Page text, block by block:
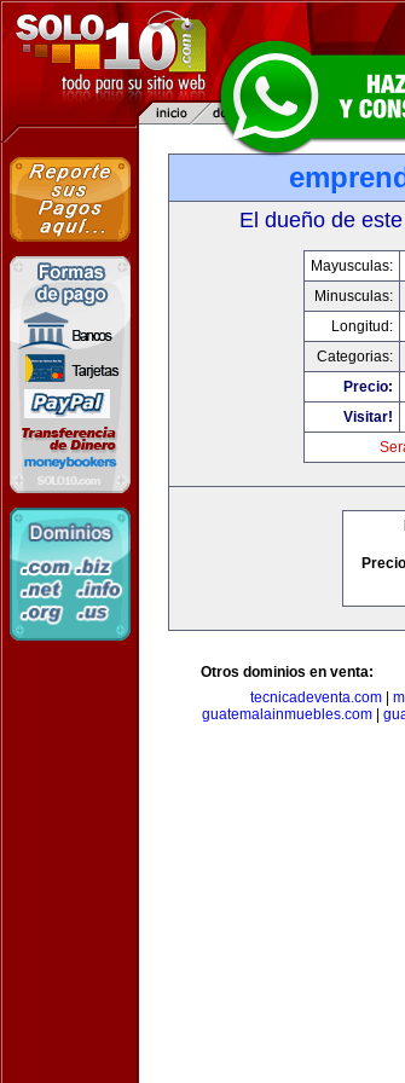
El dueño de
Mayusculas:
Minusculas:
Longitud:
Categorias:
Precio:
Visitar!
Otros dominios en venta:
tecnicadeventa.com
guatemalainmuebles.com